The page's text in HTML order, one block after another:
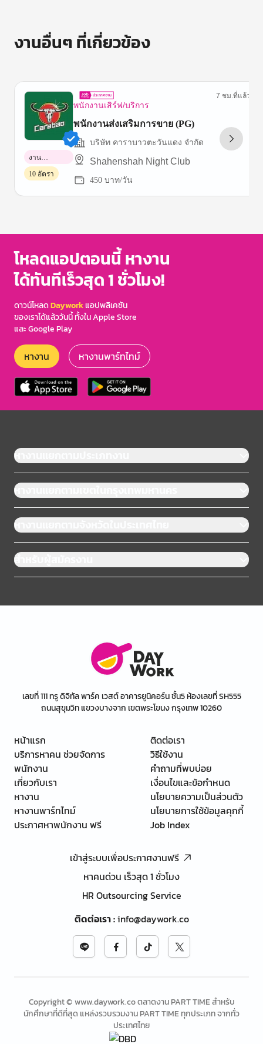
งานอื่นๆ ที่เกี่ยวข้อง
พนักงานเสิร์ฟ/บริการ
7 ชม.ที่แล้ว
พนักงานส่งเสริมการขาย (PG)
บริษัท คาราบาวตะวันแดง จำกัด
Shahenshah Night Club
450 บาท/วัน
งาน
พาร์ทไทม์
10 อัตรา
of
โหลดแอปตอนนี้ หางาน
ได้ทันทีเร็วสุด 1 ชั่วโมง!
ดาวน์โหลดDayworkแอปพลิเคชัน
ของเราได้แล้ววันนี้ ทั้งใน Apple Store
และ Google Play
หางาน หางานพาร์ทไทม์
หางานแยกตามประเภทงาน
หางานแยกตามเขตในกรุงเทพมหานคร
หางานแยกตามจังหวัดในประเทศไทย
สำหรับผู้สมัครงาน
เลขที่ 111 ทรู ดิจิทัล พาร์ค เวสต์ อาคารยูนิคอร์น ชั้น5 ห้องเลขที่ SH555
ถนนสุขุมวิท แขวงบางจาก เขตพระโขนง กรุงเทพ 10260
หน้าแรก
บริการหาคน ช่วยจัดการ
พนักงาน
เกี่ยวกับเรา
หางาน
หางานพาร์ทไทม์
ประกาศหาพนักงาน ฟรี
ติดต่อเรา
วิธีใช้งาน
คำถามที่พบบ่อย
เงื่อนไขและข้อกำหนด
นโยบายความเป็นส่วนตัว
นโยบายการใช้ข้อมูลคุกกี้
Job Index
เข้าสู่ระบบเพื่อประกาศงานฟรี
หาคนด่วน เร็วสุด 1 ชั่วโมง
HR Outsourcing Service
ติดต่อเรา:info@daywork.co
Copyright © www.daywork.co ตลาดงาน PART TIME สำหรับ
นักศึกษาที่ดีที่สุด แหล่งรวบรวมงาน PART TIME ทุกประเภท จากทั่ว
ประเทศไทย